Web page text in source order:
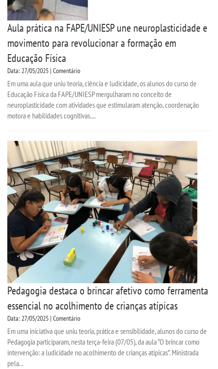
Aula prática na FAPE/UNIESP une neuroplasticidade e
movimento para revolucionar a formação em
Educação Física
Data: 27/05/2025 | Comentário
Em uma aula que uniu teoria, ciência e ludicidade, os alunos do curso de
Educação Física da FAPE/UNIESP mergulharam no conceito de
neuroplasticidade com atividades que estimularam atenção, coordenação
motora e habilidades cognitivas....
Pedagogia destaca o brincar afetivo como ferramenta
essencial no acolhimento de crianças atípicas
Data: 27/05/2025 | Comentário
Em uma iniciativa que uniu teoria, prática e sensibilidade, alunos do curso de
Pedagogia participaram, nesta terça-feira (07/05), da aula “O brincar como
intervenção: a ludicidade no acolhimento de crianças atípicas”. Ministrada
pela...